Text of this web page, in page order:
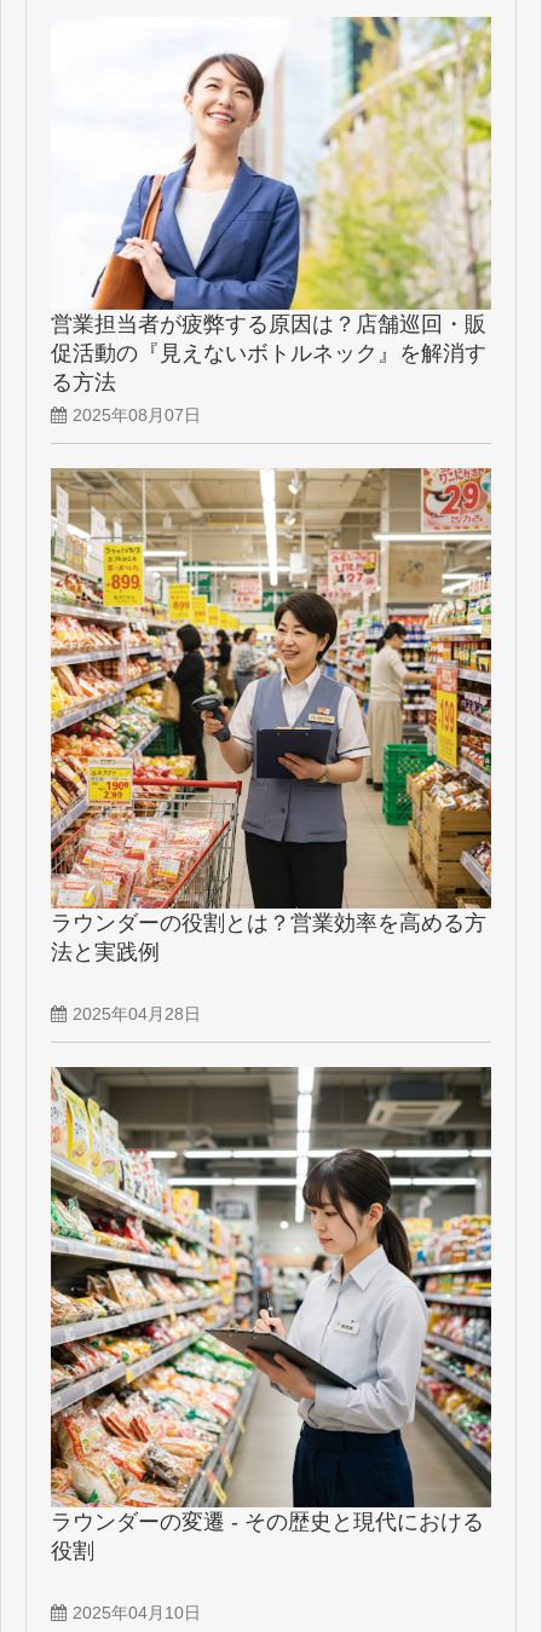
営業担当者が疲弊する原因は？店舗巡回・販
促活動の『見えないボトルネック』を解消す
る方法
2025年08月07日
ラウンダーの役割とは？営業効率を高める方
法と実践例
2025年04月28日
ラウンダーの変遷 - その歴史と現代における
役割
2025年04月10日